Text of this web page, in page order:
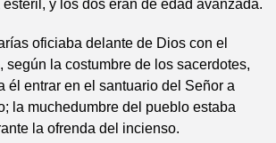
y los dos eran de edad avanzada.
oficiaba delante de Dios con el
según la costumbre de los sacerdotes,
él entrar en el santuario del Señor a
la muchedumbre del pueblo estaba
la ofrenda del incienso.